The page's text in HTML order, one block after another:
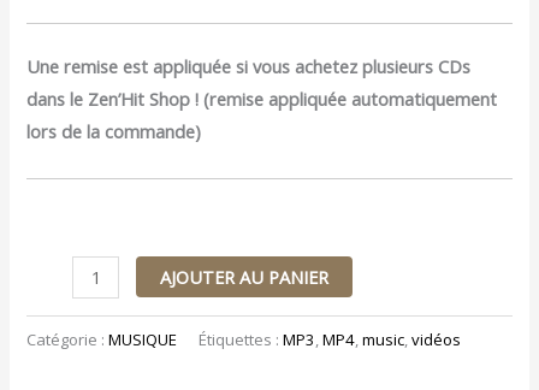
Une remise est appliquée si vous achetez plusieurs CDs
dans le Zen’Hit Shop ! (remise appliquée automatiquement
lors de la commande)
AJOUTER AU PANIER
Catégorie :MUSIQUE Étiquettes :MP3,MP4,music,vidéos